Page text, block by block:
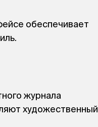
обеспечивает
журнала
художественный